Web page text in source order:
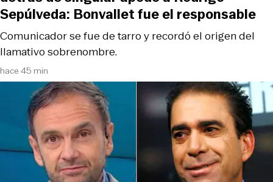
hace 45 min
Comunicador se fue de tarro y recordó el origen del
llamativo sobrenombre.
Sepúlveda: Bonvallet fue el responsable